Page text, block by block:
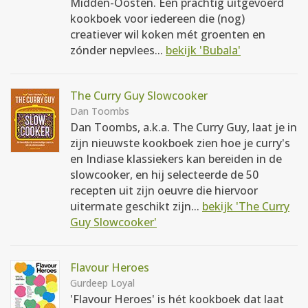
kookboek voor iedereen die (nog)
creatiever wil koken mét groenten en
zónder nepvlees... bekijk 'Bubala'
The Curry Guy Slowcooker
Dan Toombs
Dan Toombs, a.k.a. The Curry Guy, laat je in
zijn nieuwste kookboek zien hoe je curry's
en Indiase klassiekers kan bereiden in de
slowcooker, en hij selecteerde de 50
recepten uit zijn oeuvre die hiervoor
uitermate geschikt zijn... bekijk 'The Curry
Guy Slowcooker'
Flavour Heroes
Gurdeep Loyal
'Flavour Heroes' is hét kookboek dat laat